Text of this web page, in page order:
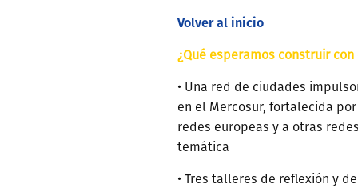
Volver al inicio
¿Qué esperamos construir
• Una red de ciudades
en el Mercosur, fortalecida
redes europeas y a otras
temática
• Tres talleres de reflexión y